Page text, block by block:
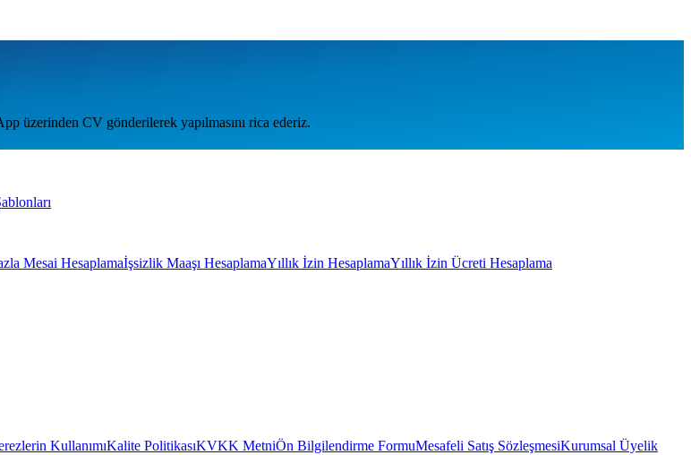
üzerinden CV gönderilerek yapılmasını rica ederiz.
Mesai Hesaplamaİşsizlik Maaşı HesaplamaYıllık İzin HesaplamaYıllık İzin Ücreti Hesaplama
KullanımıKalite PolitikasıKVKK MetniÖn Bilgilendirme FormuMesafeli Satış SözleşmesiKurumsal Üyelik